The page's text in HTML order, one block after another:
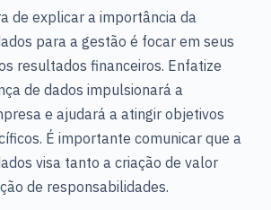
de explicar a importância da
para a gestão é focar em seus
resultados financeiros. Enfatize
de dados impulsionará a
e ajudará a atingir objetivos
É importante comunicar que a
visa tanto a criação de valor
de responsabilidades.